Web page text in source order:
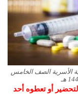
الأسرية الصف الخامس
أو تعطوه أحد